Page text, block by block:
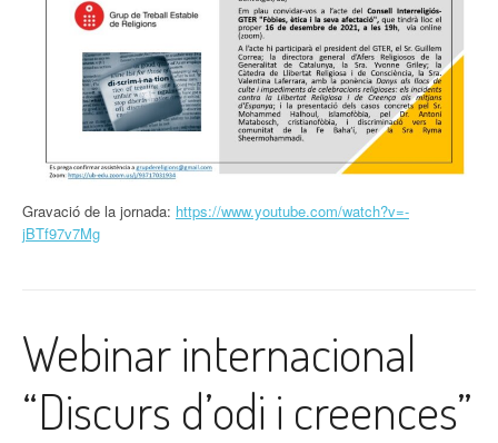
Gravació de la jornada: https://www.youtube.com/watch?v=-
jBTf97v7Mg
Webinar internacional
“Discurs d’odi i creences”